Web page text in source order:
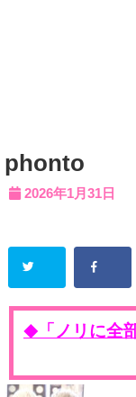
phonto
2026年1月31日
◆
「ノリに全